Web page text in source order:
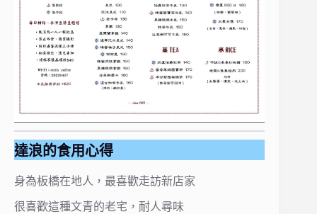
達浪的食用心得
身為板橋在地人，最喜歡走訪新店家
很喜歡這種文青的老宅，耐人尋味